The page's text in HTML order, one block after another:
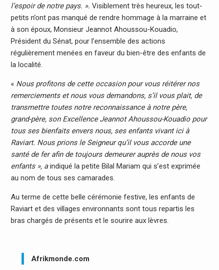
l’espoir de notre pays. ». Visiblement très heureux, les tout-
petits n’ont pas manqué de rendre hommage à la marraine et
à son époux, Monsieur Jeannot Ahoussou-Kouadio,
Président du Sénat, pour l’ensemble des actions
régulièrement menées en faveur du bien-être des enfants de
la localité.
« Nous profitons de cette occasion pour vous réitérer nos
remerciements et nous vous demandons, s’il vous plait, de
transmettre toutes notre reconnaissance à notre père,
grand-père, son Excellence Jeannot Ahoussou-Kouadio pour
tous ses bienfaits envers nous, ses enfants vivant ici à
Raviart. Nous prions le Seigneur qu’il vous accorde une
santé de fer afin de toujours demeurer auprès de nous vos
enfants », aindiqué la petite Bilal Mariam qui s’est exprimée
au nom de tous ses camarades.
Au terme de cette belle cérémonie festive, les enfants de
Raviart et des villages environnants sont tous repartis les
bras chargés de présents et le sourire aux lèvres.
Afrikmonde.com